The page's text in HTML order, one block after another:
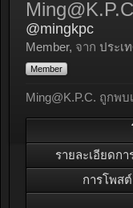
Ming@K.P.C
@mingkpc
Member, จาก ประเ
Member
Ming@K.P.C. ถูกพบ
รายละเอียดก
การโพสต์